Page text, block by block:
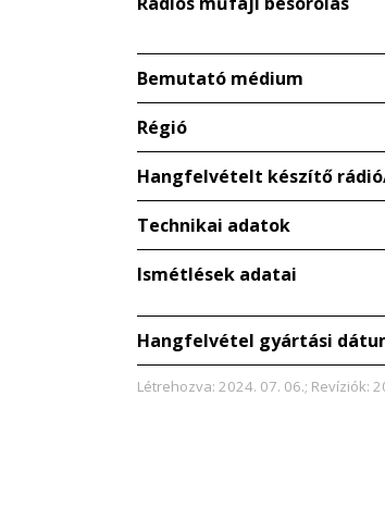
Bemutató médium
Régió
Hangfelvételt készítő
Technikai adatok
Ismétlések adatai
Hangfelvétel gyártási
Létrehozva: 2024. 07. 06.; Revíziók: